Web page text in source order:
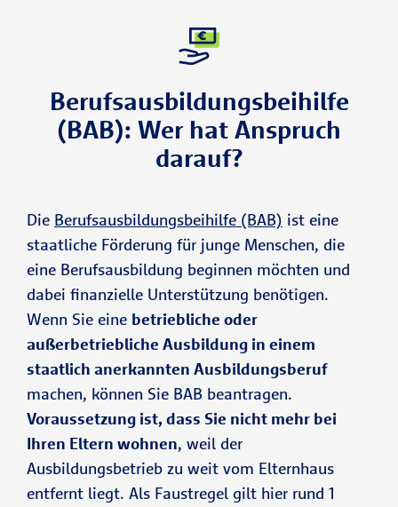
Berufsausbildungsbeihilfe
(BAB): Wer hat Anspruch
darauf?
Die Berufsausbildungsbeihilfe (BAB) ist eine
staatliche Förderung für junge Menschen, die
eine Berufsausbildung beginnen möchten und
dabei finanzielle Unterstützung benötigen.
Wenn Sie eine betriebliche oder
außerbetriebliche Ausbildung in einem
staatlich anerkannten Ausbildungsberuf
machen, können Sie BAB beantragen.
Voraussetzung ist, dass Sie nicht mehr bei
Ihren Eltern wohnen, weil der
Ausbildungsbetrieb zu weit vom Elternhaus
entfernt liegt. Als Faustregel gilt hier rund 1